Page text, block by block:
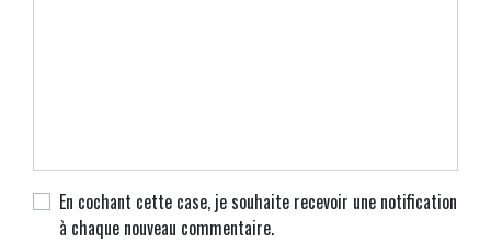
En cochant cette case, je souhaite recevoir une notification
à chaque nouveau commentaire.